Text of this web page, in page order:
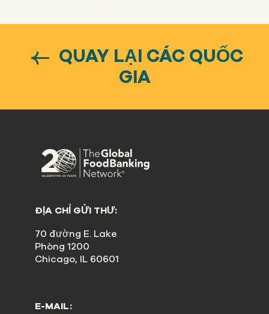
QUAY LẠI CÁC QUỐC
GIA
ĐỊA CHỈ GỬI THƯ:
70 đường E. Lake
Phòng 1200
Chicago, IL 60601
E-MAIL: